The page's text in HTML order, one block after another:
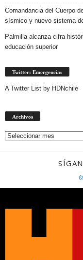
Comandancia del Cuerpo
sísmico y nuevo sistema
Palmilla alcanza cifra
educación superior
Twitter: Emergencias
A Twitter List by HDNchile
Archivos